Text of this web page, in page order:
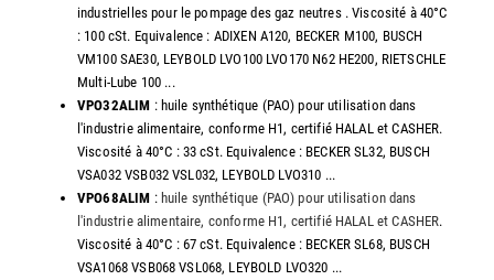
industrielles pour le pompage des gaz neutres . Viscosité à 40°C
: 100 cSt. Equivalence : ADIXEN A120, BECKER M100, BUSCH
VM100 SAE30, LEYBOLD LVO100 LVO170 N62 HE200, RIETSCHLE
Multi-Lube 100 ...
VPO32ALIM : huile synthétique (PAO) pour utilisation dans
l'industrie alimentaire, conforme H1, certifié HALAL et CASHER.
Viscosité à 40°C : 33 cSt. Equivalence : BECKER SL32, BUSCH
VSA032 VSB032 VSL032, LEYBOLD LVO310 ...
VPO68ALIM : huile synthétique (PAO) pour utilisation dans
l'industrie alimentaire, conforme H1, certifié HALAL et CASHER.
Viscosité à 40°C : 67 cSt. Equivalence : BECKER SL68, BUSCH
VSA1068 VSB068 VSL068, LEYBOLD LVO320 ...